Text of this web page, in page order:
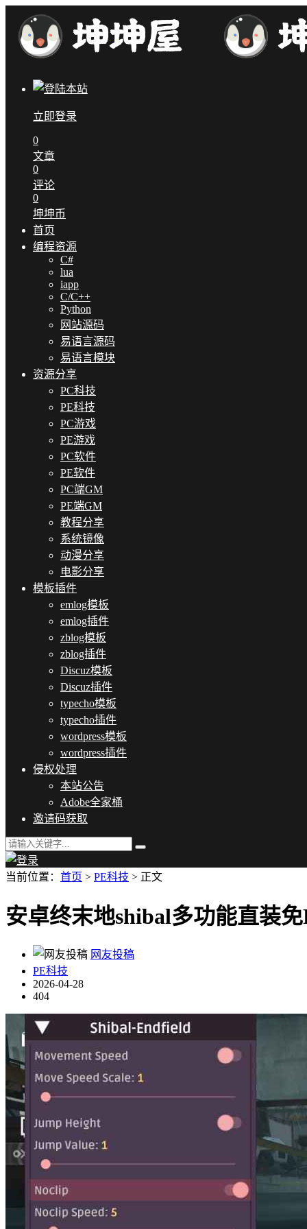
立即登录
0
文章
0
评论
0
坤坤币
首页
编程资源
C#
lua
iapp
C/C++
Python
网站源码
易语言源码
易语言模块
资源分享
PC科技
PE科技
PC游戏
PE游戏
PC软件
PE软件
PC端GM
PE端GM
教程分享
系统镜像
动漫分享
电影分享
模板插件
emlog模板
emlog插件
zblog模板
zblog插件
Discuz模板
Discuz插件
typecho模板
typecho插件
wordpress模板
wordpress插件
侵权处理
本站公告
Adobe全家桶
邀请码获取
当前位置： 首页 > PE科技 > 正文
安卓终末地shibal多功能直装
网友投稿
PE科技
2026-04-28
404